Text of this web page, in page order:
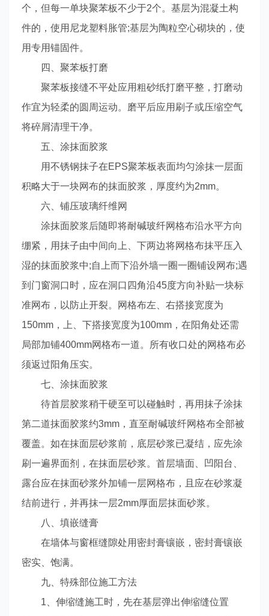
个，但每一单块聚苯板不少于2个。基层为混凝土构
件的，使用尼龙塑料胀管;基层为陶粒空心砌块的，使
用专用锚固件。
四、聚苯板打磨
聚苯板接缝不平处应用粗砂纸打磨平整，打磨动
作宜为轻柔的圆周运动。磨平后应用刷子或压缩空气
将碎屑清理干净。
五、涂抹面胶浆
用不锈钢抹子在EPS聚苯板表面均匀涂抹一层面
积略大于一块网布的抹面胶浆，厚度约为2mm。
六、铺压玻璃纤维网
涂抹面胶浆后随即将耐碱玻纤网格布沿水平方向
绷紧，用抹子由中间向上、下两边将网格布抹平压入
湿的抹面胶浆中;自上而下沿外墙一圈一圈铺设网布;遇
到门窗洞口时，应在洞口四角沿45度方向补贴一块标
准网布，以防止开裂。网格布左、右搭接宽度为
150mm，上、下搭接宽度为100mm，在阳角处还需
局部加铺400mm网格布一道。所有收口处的网格布必
须返过阳角压实。
七、涂抹面胶浆
待首层胶浆稍干硬至可以碰触时，再用抹子涂抹
第二道抹面胶浆约3mm，直至耐碱玻纤网格布全部被
覆盖。如在抹面层砂浆前，底层砂浆已凝结，应先涂
刷一遍界面剂，在抹面层砂浆。首层墙面、凹阳台、
露台应在抹面砂浆外加铺一层网格布，且应在砂浆凝
结前进行，并再抹一层2mm厚面层抹面砂浆。
八、填嵌缝膏
在墙体与窗框缝隙处用密封膏镶嵌，密封膏镶嵌
密实、饱满。
九、特殊部位施工方法
1、伸缩缝施工时，先在基层弹出伸缩缝位置